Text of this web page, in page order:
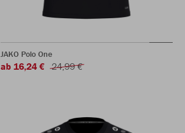
JAKO Polo One
ab 16,24 € 24,99 €